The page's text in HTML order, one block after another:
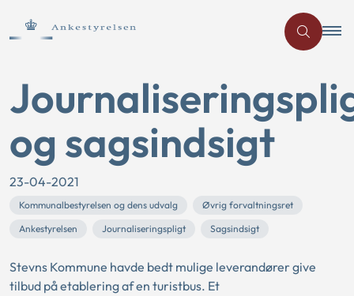
og sagsindsigt
23-04-2021
Kommunalbestyrelsen og dens udvalg
Øvrig forvaltningsret
Ankestyrelsen
Journaliseringspligt Sagsindsigt
Stevns Kommune havde bedt mulige leverandører give
tilbud på etablering af en turistbus. Et